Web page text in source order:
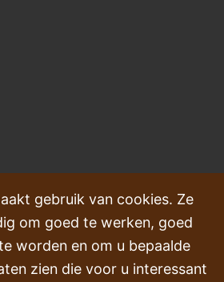
VRAGEN
gebruik van cookies. Ze
om goed te werken, goed
worden en om u bepaalde
zien die voor u interessant